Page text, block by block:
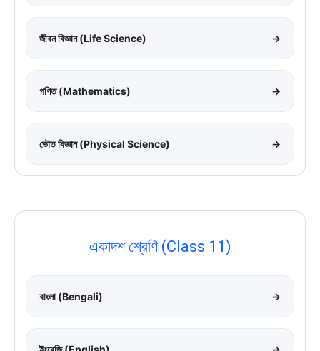
জীবন বিজ্ঞান (Life Science) →
গণিত (Mathematics) →
ভৌত বিজ্ঞান (Physical Science) →
একাদশ শ্রেণি (Class 11)
বাংলা (Bengali) →